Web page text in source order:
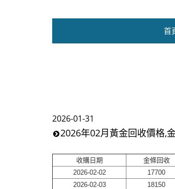
首
2026-01-31
2026年02月黃金回收價格,
收購日期 金條回收
2026-02-02
17700
2026-02-03
18150